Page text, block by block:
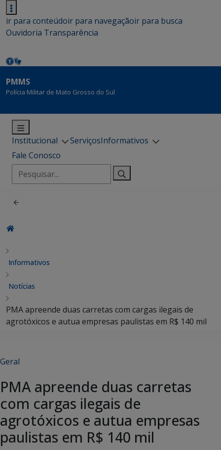
ir para conteúdoir para navegaçãoir para busca
Ouvidoria Transparência
PMMS
Polícia Militar de Mato Grosso do Sul
Institucional ServiçosInformativos
Fale Conosco
Pesquisar
por:
Informativos
Notícias
PMA apreende duas carretas com cargas ilegais de
agrotóxicos e autua empresas paulistas em R$ 140 mil
Geral
PMA apreende duas carretas
com cargas ilegais de
agrotóxicos e autua empresas
paulistas em R$ 140 mil